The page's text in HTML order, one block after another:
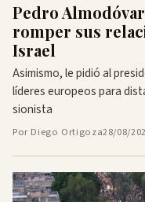
Pedro
romper sus
Israel
Asimismo, le pidió al
líderes europeos para
sionista
Por Diego Ortigoza28/08/